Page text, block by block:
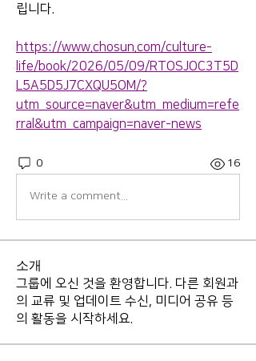
립니다.
https://www.chosun.com/culture-
life/book/2026/05/09/RTOSJOC3T5D
L5A5D5J7CXQU5OM/?
utm_source=naver&utm_medium=refe
rral&utm_campaign=naver-news
0 16
Write a comment...
소개
그룹에 오신 것을 환영합니다. 다른 회원과
의 교류 및 업데이트 수신, 미디어 공유 등
의 활동을 시작하세요.